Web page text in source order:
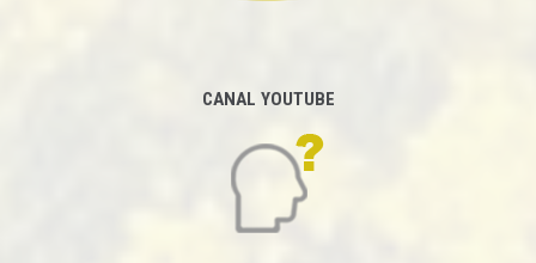
CANAL YOUTUBE